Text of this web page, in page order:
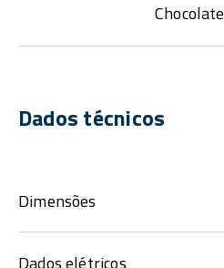
Chocolate
Dados técnicos
Dimensões
Dados elétricos